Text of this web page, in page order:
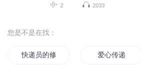
2 2033
您是不是在找：
快递员的修真生涯 爱心传递